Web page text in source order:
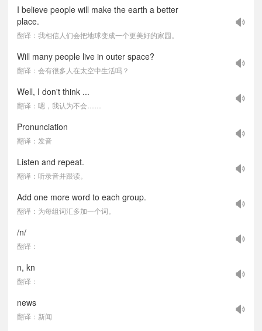
I believe people will make the earth a better
place.
翻译：我相信人们会把地球变成一个更美好的家园。
Will many people live in outer space?
翻译：会有很多人在太空中生活吗？
Well, I don't think ...
翻译：嗯，我认为不会……
Pronunciation
翻译：发音
Listen and repeat.
翻译：听录音并跟读。
Add one more word to each group.
翻译：为每组词汇多加一个词。
/n/
翻译：
n, kn
翻译：
news
翻译：新闻